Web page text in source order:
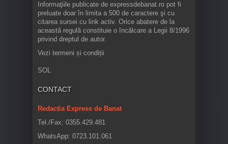
Informaţiile publicate de expressdebanat.ro pot fi
preluate doar în limita a 500 de caractere şi cu
citarea sursei cu link activ. Orice abatere de la
această regulă constituie o încălcare a Legii 8/1996
privind dreptul de autor.
Vezi termeni și condiții
SOL
CONTACT
Redacția Express de Banat
Tel./Fax: 0355.429.481
WhatsApp: 0723.101.061